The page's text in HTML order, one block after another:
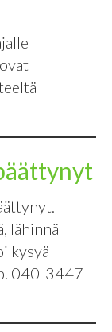
lähinnä
kysyä
040-3447